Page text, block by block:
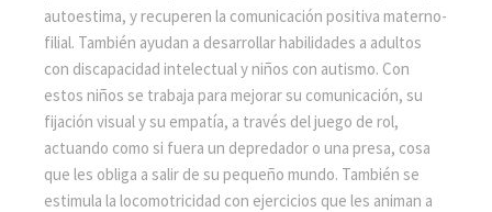
autoestima, y recuperen la comunicación positiva materno-
filial. También ayudan a desarrollar habilidades a adultos
con discapacidad intelectual y niños con autismo. Con
estos niños se trabaja para mejorar su comunicación, su
fijación visual y su empatía, a través del juego de rol,
actuando como si fuera un depredador o una presa, cosa
que les obliga a salir de su pequeño mundo. También se
estimula la locomotricidad con ejercicios que les animan a